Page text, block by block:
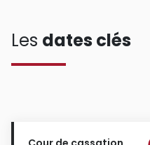
Les dates clés